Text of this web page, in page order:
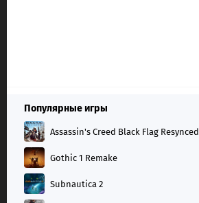
Популярные игры
Assassin's Creed Black Flag Resynced
Gothic 1 Remake
Subnautica 2